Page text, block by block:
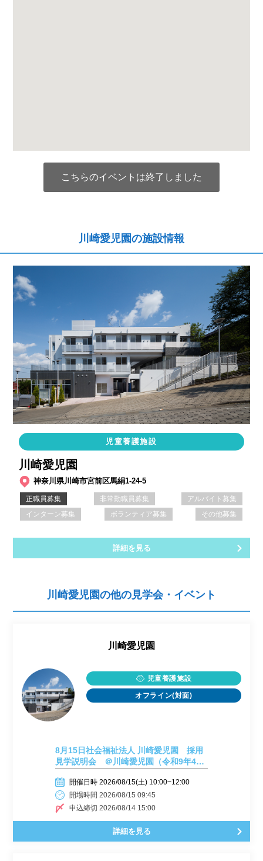
こちらのイベントは終了しました
川崎愛児園の施設情報
児童養護施設
川崎愛児園
神奈川県川崎市宮前区馬絹1-24-5
正職員募集 非常勤職員募集
アルバイト募集
インターン募集
ボランティア募集 その他募集
詳細を見る
川崎愛児園の他の見学会・イベント
川崎愛児園
児童養護施設
オフライン(対面)
8月15日社会福祉法人 川崎愛児園 採用
見学説明会 ＠川崎愛児園（令和9年4月
開催日時 2026/08/15(土) 10:00~12:00
開場時間 2026/08/15 09:45
申込締切 2026/08/14 15:00
詳細を見る